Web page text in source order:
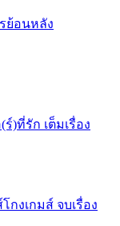
ย้อนหลัง
ร์)ที่รัก เต็มเรื่อง
โกงเกมส์ จบเรื่อง